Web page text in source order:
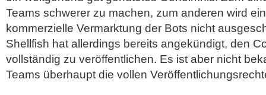
Teams schwerer zu machen, zum anderen wird
kommerzielle Vermarktung der Bots nicht
Shellfish hat allerdings bereits angekündigt, den
vollständig zu veröffentlichen. Es ist aber nicht
Teams überhaupt die vollen